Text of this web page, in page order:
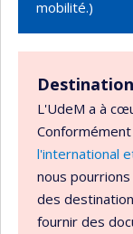
mobilité.)
L'UdeM a à
Conformément
l'international
nous
des
fournir des